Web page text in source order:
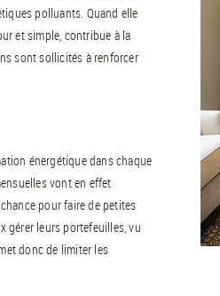
polluants. Quand elle
et simple, contribue à la
sont sollicités à renforcer
énergétique dans chaque
vont en effet
pour faire de petites
gérer leurs portefeuilles, vu
donc de limiter les